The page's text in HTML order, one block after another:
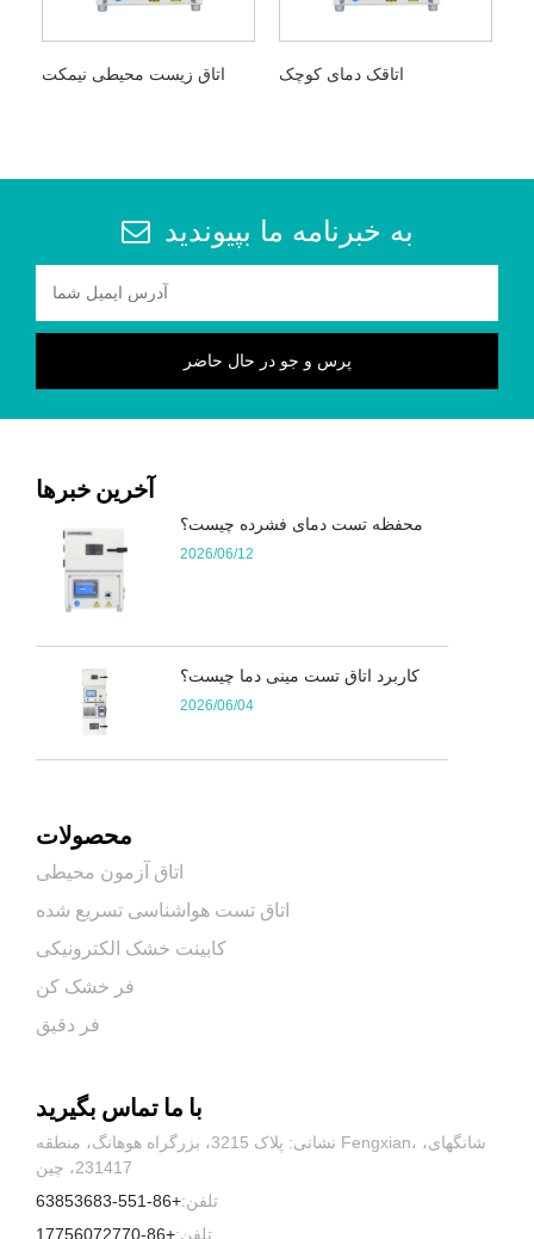
اتاق زیست محیطی نیمکت اتاقک دمای کوچک
به خبرنامه ما بپیوندید
آخرین خبرها
محفظه تست دمای فشرده چیست؟
2026/06/12
کاربرد اتاق تست مینی دما چیست؟
2026/06/04
محصولات
اتاق آزمون محیطی
اتاق تست هواشناسی تسریع شده
کابینت خشک الکترونیکی
فر خشک کن
فر دقیق
با ما تماس بگیرید
نشانی: پلاک 3215، بزرگراه هوهانگ، منطقه Fengxian، شانگهای،
231417، چین
تلفن:+86-551-63853683
تلفن:+86-17756072770